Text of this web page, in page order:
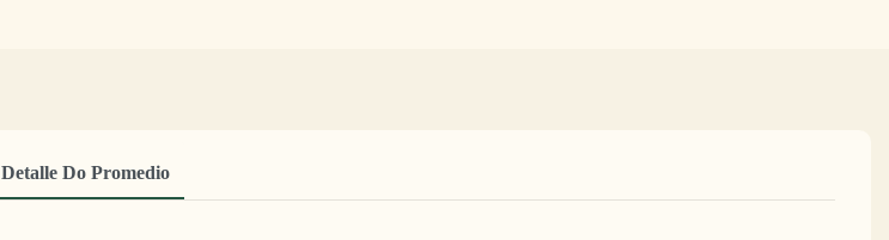
Detalle Do Promedio